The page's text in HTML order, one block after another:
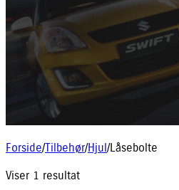
Forside/Tilbehør/Hjul/Låsebolte
Viser 1 resultat